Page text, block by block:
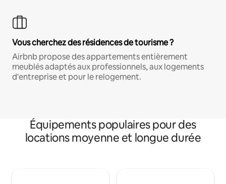
Vous cherchez des résidences de tourisme ?
Airbnb propose des appartements entièrement
meublés adaptés aux professionnels, aux logements
d'entreprise et pour le relogement.
Équipements populaires pour des
locations moyenne et longue durée